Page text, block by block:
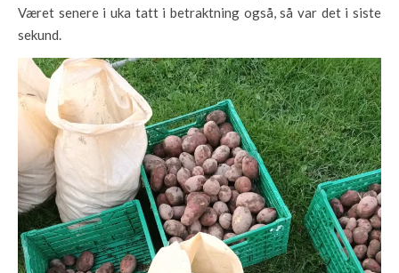
Været senere i uka tatt i betraktning også, så var det i siste
sekund.